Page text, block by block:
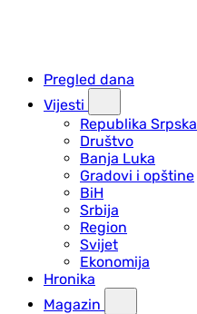
Pregled dana
Vijesti
Republika Srpska
Društvo
Banja Luka
Gradovi i opštine
BiH
Srbija
Region
Svijet
Ekonomija
Hronika
Magazin